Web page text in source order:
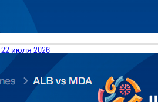
22 июля 2026
23.07.2026 Albania vs Moldova FIBA
Division C